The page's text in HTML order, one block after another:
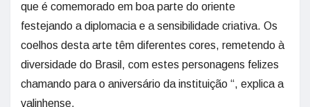
que é comemorado em boa parte do oriente
festejando a diplomacia e a sensibilidade criativa. Os
coelhos desta arte têm diferentes cores, remetendo à
diversidade do Brasil, com estes personagens felizes
chamando para o aniversário da instituição “, explica a
valinhense.